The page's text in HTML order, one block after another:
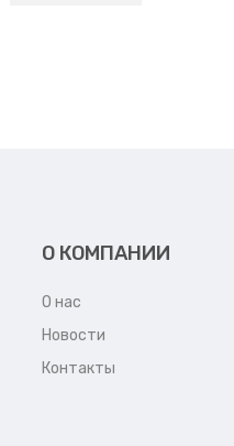
О КОМПАНИИ
О нас
Новости
Контакты